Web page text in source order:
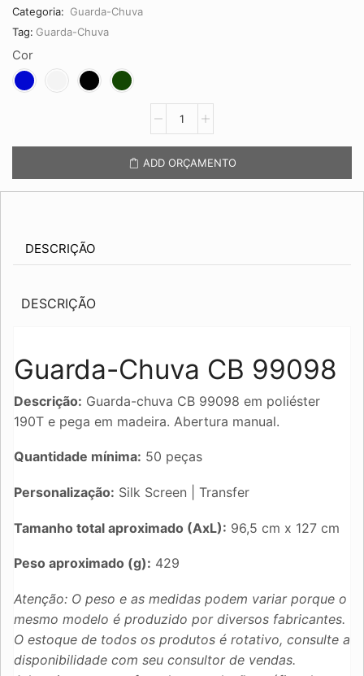
Categoria: Guarda-Chuva
Tag: Guarda-Chuva
Cor
quantidade
ADD ORÇAMENTO
DESCRIÇÃO
DESCRIÇÃO
Guarda-Chuva CB 99098
Descrição: Guarda-chuva CB 99098 em poliéster
190T e pega em madeira. Abertura manual.
Quantidade mínima: 50 peças
Personalização: Silk Screen | Transfer
Tamanho total aproximado (AxL): 96,5 cm x 127 cm
Peso aproximado (g): 429
Atenção: O peso e as medidas podem variar porque o
mesmo modelo é produzido por diversos fabricantes.
O estoque de todos os produtos é rotativo, consulte a
disponibilidade com seu consultor de vendas.